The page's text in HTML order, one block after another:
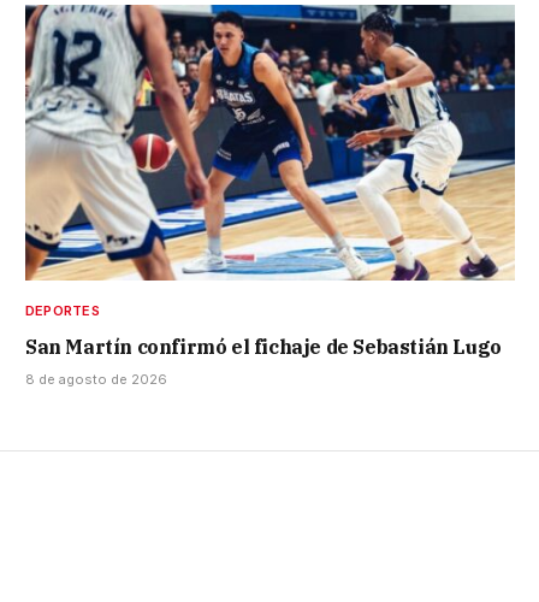
DEPORTES
San Martín confirmó el fichaje de Sebastián Lugo
8 de agosto de 2026